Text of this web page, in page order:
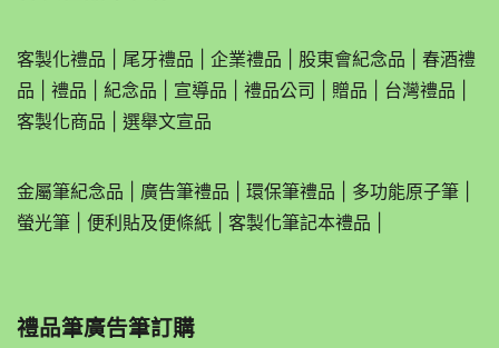
客製化禮品 尾牙禮品 企業禮品 股東會紀念品
春酒禮
品
禮品 紀念品 宣導品 禮品公司 贈品 台灣禮品
客製化商品
選舉文宣品
金屬筆紀念品 廣告筆禮品 環保筆禮品 多功能原子筆
螢光筆
便利貼及便條紙 客製化筆記本禮品
禮品筆廣告筆訂購